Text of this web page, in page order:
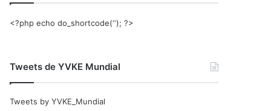
<?php echo do_shortcode(‘‘); ?>
Tweets de YVKE Mundial
Tweets by YVKE_Mundial